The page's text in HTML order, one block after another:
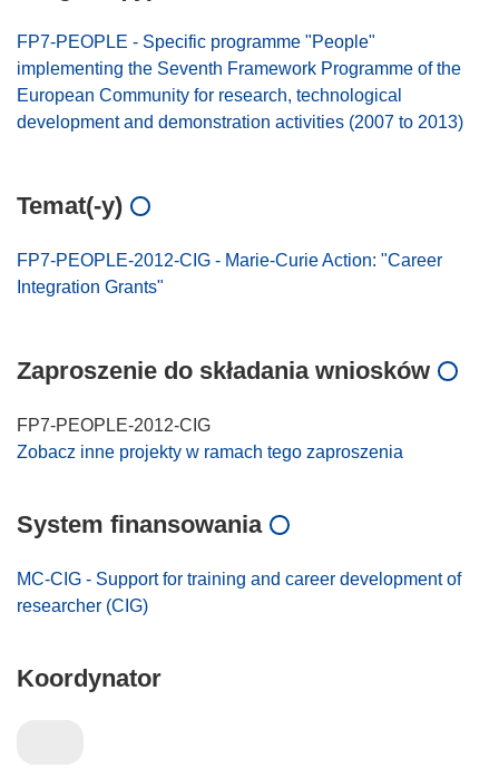
FP7-PEOPLE - Specific programme "People"
implementing the Seventh Framework Programme of the
European Community for research, technological
development and demonstration activities (2007 to 2013)
Temat(-y)
FP7-PEOPLE-2012-CIG - Marie-Curie Action: "Career
Integration Grants"
Zaproszenie do składania wniosków
FP7-PEOPLE-2012-CIG
Zobacz inne projekty w ramach tego zaproszenia
System finansowania
MC-CIG - Support for training and career development of
researcher (CIG)
Koordynator